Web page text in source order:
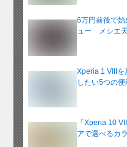
6万円前後で
ュー メシエ
Xperia 1 VIIIを
したい5つの
「Xperia 10
アで選べるカ